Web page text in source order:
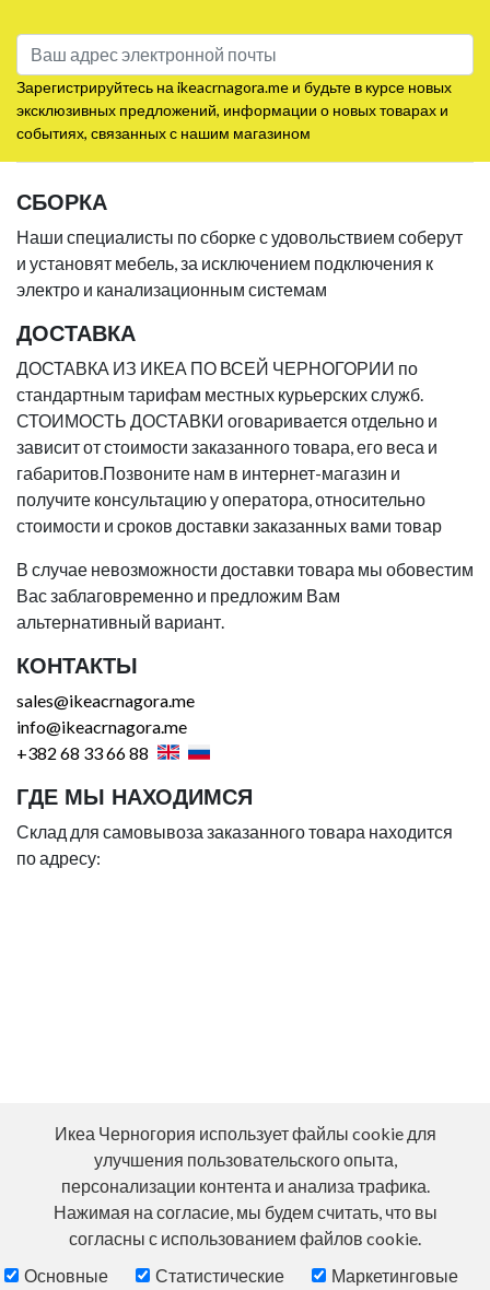
Зарегистрируйтесь на ikeacrnagora.me и будьте в курсе новых
эксклюзивных предложений, информации о новых товарах и
событиях, связанных с нашим магазином
СБОРКА
Наши специалисты по сборке с удовольствием соберут
и установят мебель, за исключением подключения к
электро и канализационным системам
ДОСТАВКА
ДОСТАВКА ИЗ ИКЕА ПО ВСЕЙ ЧЕРНОГОРИИ по
стандартным тарифам местных курьерских служб.
СТОИМОСТЬ ДОСТАВКИ оговаривается отдельно и
зависит от стоимости заказанного товара, его веса и
габаритов.Позвоните нам в интернет-магазин и
получите консультацию у оператора, относительно
стоимости и сроков доставки заказанных вами товар
В случае невозможности доставки товара мы обовестим
Вас заблаговременно и предложим Вам
альтернативный вариант.
КОНТАКТЫ
sales@ikeacrnagora.me
info@ikeacrnagora.me
+382 68 33 66 88
ГДЕ МЫ НАХОДИМСЯ
Склад для самовывоза заказанного товара находится
по адресу:
Икеа Черногория использует файлы cookie для
улучшения пользовательского опыта,
персонализации контента и анализа трафика.
Нажимая на согласие, мы будем считать, что вы
согласны с использованием файлов cookie.
Основные
Статистические Маркетинговые